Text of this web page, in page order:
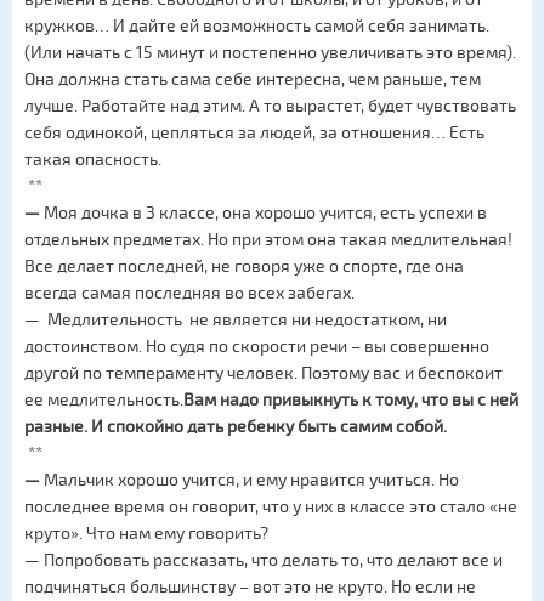
кружков… И дайте ей возможность самой себя занимать.
(Или начать с 15 минут и постепенно увеличивать это время).
Она должна стать сама себе интересна, чем раньше, тем
лучше. Работайте над этим. А то вырастет, будет чувствовать
себя одинокой, цепляться за людей, за отношения… Есть
такая опасность.
**
— Моя дочка в 3 классе, она хорошо учится, есть успехи в
отдельных предметах. Но при этом она такая медлительная!
Все делает последней, не говоря уже о спорте, где она
всегда самая последняя во всех забегах.
— Медлительность не является ни недостатком, ни
достоинством. Но судя по скорости речи – вы совершенно
другой по темпераменту человек. Поэтому вас и беспокоит
ее медлительность.Вам надо привыкнуть к тому, что вы с ней
разные. И спокойно дать ребенку быть самим собой.
**
— Мальчик хорошо учится, и ему нравится учиться. Но
последнее время он говорит, что у них в классе это стало «не
круто». Что нам ему говорить?
— Попробовать рассказать, что делать то, что делают все и
подчиняться большинству – вот это не круто. Но если не